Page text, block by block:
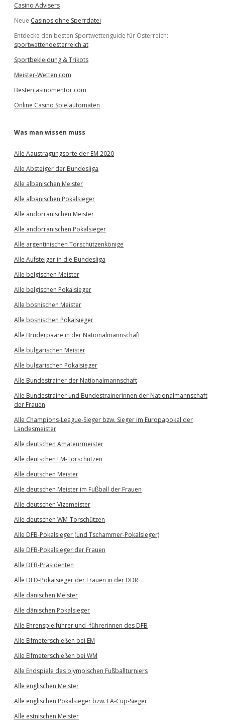
Casino Advisers
Neue Casinos ohne Sperrdatei
Entdecke den besten Sportwettenguide für Österreich:
sportwettenoesterreich.at
Sportbekleidung & Trikots
Meister-Wetten.com
Bestercasinomentor.com
Online Casino Spielautomaten
Was man wissen muss
Alle Aaustragungsorte der EM 2020
Alle Absteiger der Bundesliga
Alle albanischen Meister
Alle albanischen Pokalsieger
Alle andorranischen Meister
Alle andorranischen Pokalsieger
Alle argentinischen Torschützenkönige
Alle Aufsteiger in die Bundesliga
Alle belgischen Meister
Alle belgischen Pokalsieger
Alle bosnischen Meister
Alle bosnischen Pokalsieger
Alle Brüderpaare in der Nationalmannschaft
Alle bulgarischen Meister
Alle bulgarischen Pokalsieger
Alle Bundestrainer der Nationalmannschaft
Alle Bundestrainer und Bundestrainerinnen der Nationalmannschaft
der Frauen
Alle Champions-League-Sieger bzw. Sieger im Europapokal der
Landesmeister
Alle deutschen Amateurmeister
Alle deutschen EM-Torschützen
Alle deutschen Meister
Alle deutschen Meister im Fußball der Frauen
Alle deutschen Vizemeister
Alle deutschen WM-Torschützen
Alle DFB-Pokalsieger (und Tschammer-Pokalsieger)
Alle DFB-Pokalsieger der Frauen
Alle DFB-Präsidenten
Alle DFD-Pokalsieger der Frauen in der DDR
Alle dänischen Meister
Alle dänischen Pokalsieger
Alle Ehrenspielführer und -führerinnen des DFB
Alle Elfmeterschießen bei EM
Alle Elfmeterschießen bei WM
Alle Endspiele des olympischen Fußballturniers
Alle englischen Meister
Alle englischen Pokalsieger bzw. FA-Cup-Sieger
Alle estnischen Meister